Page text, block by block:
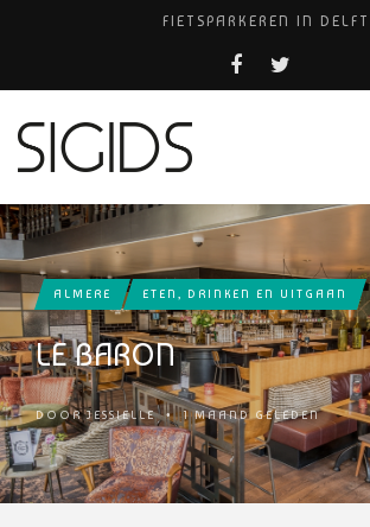
FIETSPARKEREN IN DELFT
FIETS KWIJT IN TILBURG?
USED PRODUCTS LEIDEN
ALMERE ETEN, DRINKEN EN UITGAAN
LE BARON
DOORJESSIELLE •1 MAAND GELEDEN